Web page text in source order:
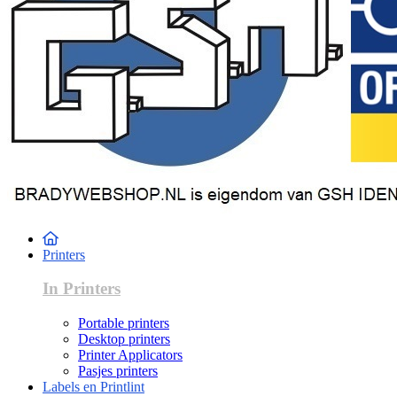
Printers
In Printers
Portable printers
Desktop printers
Printer Applicators
Pasjes printers
Labels en Printlint